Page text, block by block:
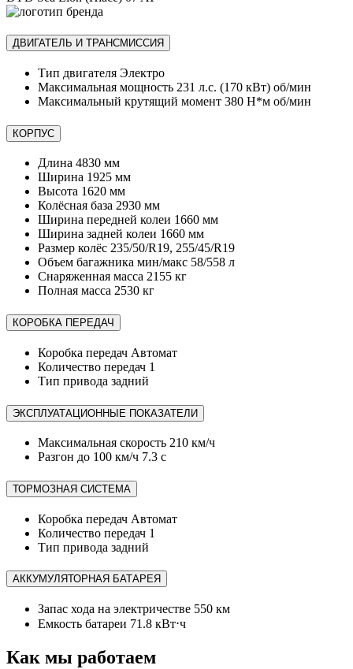
ДВИГАТЕЛЬ И ТРАНСМИССИЯ
Тип двигателя Электро
Максимальная мощность 231 л.с. (170 кВт) об/мин
Максимальный крутящий момент 380 Н*м об/мин
КОРПУС
Длина 4830 мм
Ширина 1925 мм
Высота 1620 мм
Колёсная база 2930 мм
Ширина передней колеи 1660 мм
Ширина задней колеи 1660 мм
Размер колёс 235/50/R19, 255/45/R19
Объем багажника мин/макс 58/558 л
Снаряженная масса 2155 кг
Полная масса 2530 кг
КОРОБКА ПЕРЕДАЧ
Коробка передач Автомат
Количество передач 1
Тип привода задний
ЭКСПЛУАТАЦИОННЫЕ ПОКАЗАТЕЛИ
Максимальная скорость 210 км/ч
Разгон до 100 км/ч 7.3 с
ТОРМОЗНАЯ СИСТЕМА
Коробка передач Автомат
Количество передач 1
Тип привода задний
АККУМУЛЯТОРНАЯ БАТАРЕЯ
Запас хода на электричестве 550 км
Емкость батареи 71.8 кВт⋅ч
Как мы работаем